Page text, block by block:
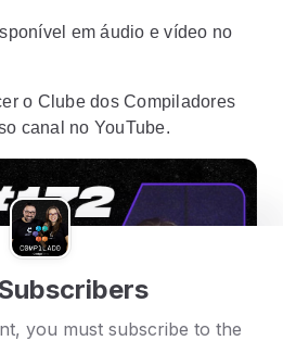
em áudio e vídeo no
o Clube dos Compiladores
canal no YouTube.
you must subscribe to the